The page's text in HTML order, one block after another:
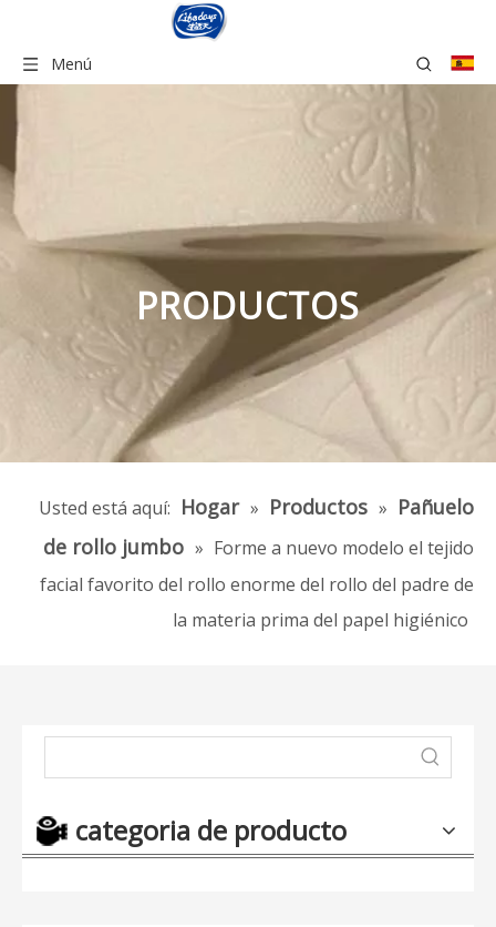
Menú
PRODUCTOS
Usted está aquí: Hogar » Productos » Pañuelo
de rollo jumbo » Forme a nuevo modelo el tejido
facial favorito del rollo enorme del rollo del padre de
la materia prima del papel higiénico
categoria de producto